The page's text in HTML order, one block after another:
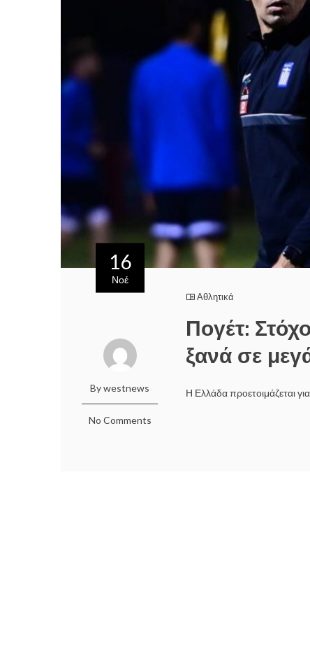
16
Νοέ
By westnews
No Comments
Αθλητικά
Πογέτ:
ξανά σε
Η Ελλάδα προετοιμάζεται